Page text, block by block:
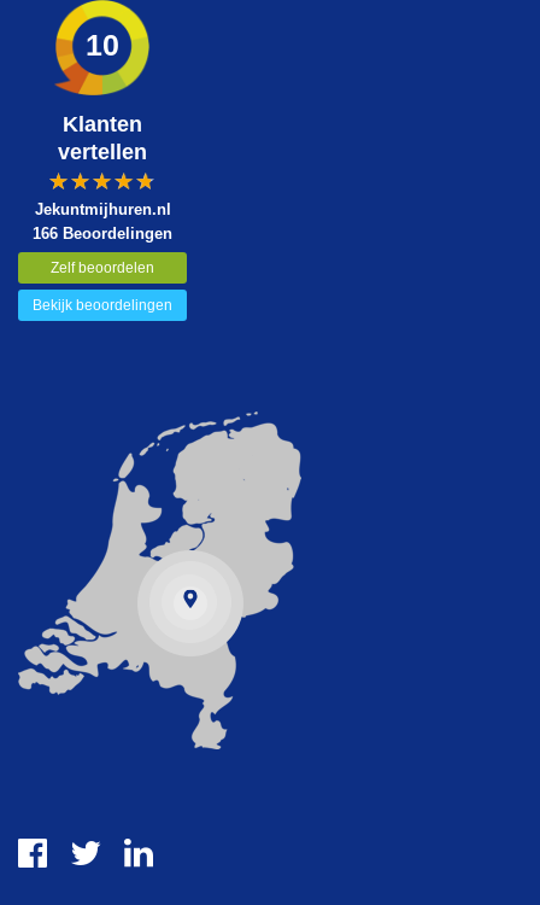
10
Klanten
vertellen
Jekuntmijhuren.nl
166 Beoordelingen
Zelf beoordelen
Bekijk beoordelingen